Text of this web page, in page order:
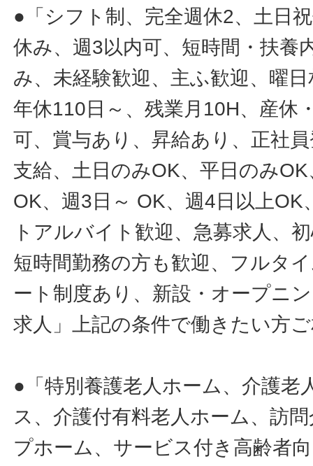
●「シフト制、完全週休2、土日
休み、週3以内可、短時間・扶養
み、未経験歓迎、主ふ歓迎、曜
年休110日～、残業月10H、産休
可、賞与あり、昇給あり、正社
支給、土日のみOK、平日のみ
OK、週3日～ OK、週4日以上
トアルバイト歓迎、急募求人、
短時間勤務の方も歓迎、フルタ
ート制度あり、新設・オープニ
求人」上記の条件で働きたい方
●「特別養護老人ホーム、介護老
ス、介護付有料老人ホーム、訪
プホーム、サービス付き高齢者